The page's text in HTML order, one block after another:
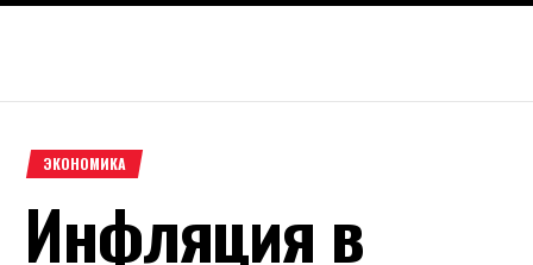
ЭКОНОМИКА
Инфляция в